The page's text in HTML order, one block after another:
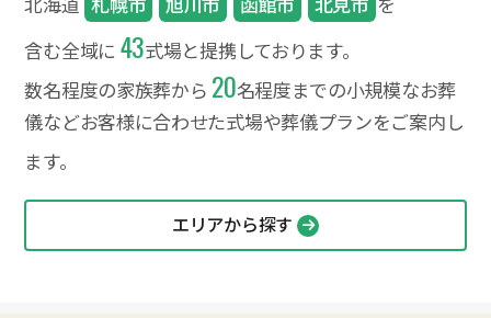
含む全域に 43式場と提携しております。
数名程度の家族葬から 20名程度までの小規模なお葬
儀などお客様に合わせた式場や葬儀プランをご案内し
ます。
エリアから探す